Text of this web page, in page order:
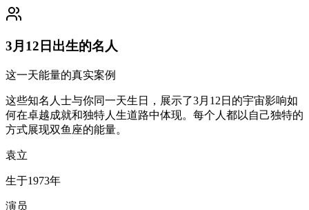
3月12日出生的名人
这一天能量的真实案例
这些知名人士与你同一天生日，展示了3月12日的宇宙影响如
何在卓越成就和独特人生道路中体现。每个人都以自己独特的
方式展现双鱼座的能量。
袁立
生于1973年
演员